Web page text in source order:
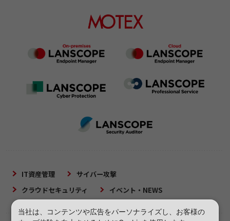
IT資産管理
サイバー攻撃
クラウドセキュリティ
イベント・NEWS
当社は、コンテンツや広告をパーソナライズし、お客様の